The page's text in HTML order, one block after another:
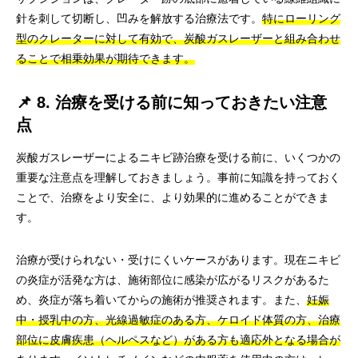
針を刺して切断し、凹みを解放する治療法です。 特にローリング
型のクレーターに対して有効で、炭酸ガスレーザーと組み合わせ
ることで相乗効果が期待できます。
📌 8. 治療を受ける前に知っておきたい注意
点
炭酸ガスレーザーによるニキビ跡治療を受ける前に、いくつかの
重要な注意点を理解しておきましょう。事前に知識を持っておく
ことで、治療をより安全に、より効果的に進めることができま
す。
治療が受けられない・受けにくいケースがあります。現在ニキビ
の炎症が活発な方は、施術部位に感染が広がるリスクがあるた
め、炎症が落ち着いてからの施術が推奨されます。また、 妊娠
中・授乳中の方、光線過敏症のある方、ケロイド体質の方、治療
部位に皮膚疾患（ヘルペスなど）がある方も適応外となる場合が